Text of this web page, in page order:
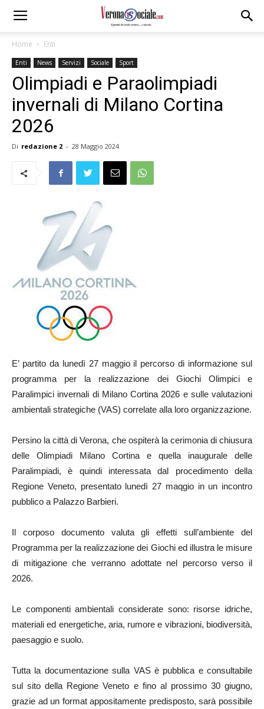
Home Enti
Enti News Servizi Sociale Sport
Olimpiadi e Paraolimpiadi
invernali di Milano Cortina
2026
Di redazione 2 - 28 Maggio 2024
E’ partito da lunedì 27 maggio il percorso di informazione sul
programma per la realizzazione dei Giochi Olimpici e
Paralimpici invernali di Milano Cortina 2026 e sulle valutazioni
ambientali strategiche (VAS) correlate alla loro organizzazione.
Persino la città di Verona, che ospiterà la cerimonia di chiusura
delle Olimpiadi Milano Cortina e quella inaugurale delle
Paralimpiadi, è quindi interessata dal procedimento della
Regione Veneto, presentato lunedì 27 maqgio in un incontro
pubblico a Palazzo Barbieri.
Il corposo documento valuta gli effetti sull’ambiente del
Programma per la realizzazione dei Giochi ed illustra le misure
di mitigazione che verranno adottate nel percorso verso il
2026.
Le componenti ambientali considerate sono: risorse idriche,
materiali ed energetiche, aria, rumore e vibrazioni, biodiversità,
paesaggio e suolo.
Tutta la documentazione sulla VAS è pubblica e consultabile
sul sito della Regione Veneto e fino al prossimo 30 giugno,
grazie ad un format appositamente predisposto, sarà possibile